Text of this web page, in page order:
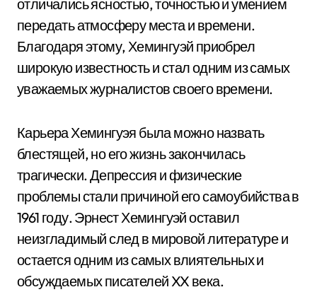
отличались ясностью, точностью и умением
передать атмосферу места и времени.
Благодаря этому, Хемингуэй приобрел
широкую известность и стал одним из самых
уважаемых журналистов своего времени.
Карьера Хемингуэя была можно назвать
блестящей, но его жизнь закончилась
трагически. Депрессия и физические
проблемы стали причиной его самоубийства в
1961 году. Эрнест Хемингуэй оставил
неизгладимый след в мировой литературе и
остается одним из самых влиятельных и
обсуждаемых писателей XX века.